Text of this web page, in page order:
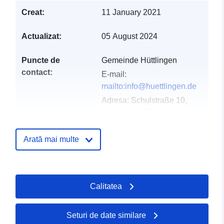
Creat: 11 January 2021
Actualizat: 05 August 2024
Puncte de
contact:
Gemeinde Hüttlingen
E-mail:
mailto:info@huettlingen.de
Adresa: Schulstraße 10,
Registru catalog: Adăugat la data.europa.eu: 21
2026
Informații actualizate la data
26 April 2026
Arată mai multe
Calitatea
Seturi de date similare